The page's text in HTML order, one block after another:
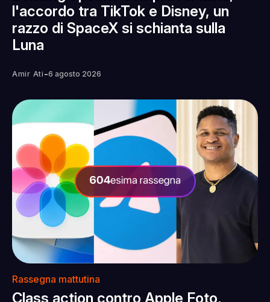
l'accordo tra TikTok e Disney, un
razzo di SpaceX si schianta sulla
Luna
Amir Ati -6 agosto 2026
Rassegna mattutina
Class action contro Apple Foto,